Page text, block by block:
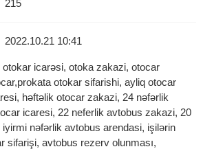
215
2022.10.21 10:41
icarəsi, otoka zakazi, otocar
otokar sifarishi, ayliq otocar
həftəlik otocar zakazi, 24 nəfərlik
icaresi, 22 neferlik avtobus zakazi, 20
nəfərlik avtobus arendasi, işilərin
sifarişi, avtobus rezerv olunması,